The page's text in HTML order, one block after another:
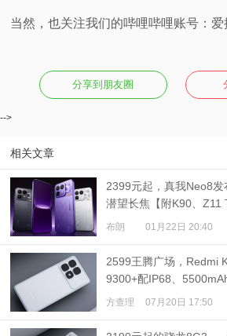
当然，也关注我们的哔哩哔哩账号：爱
分享到朋友圈
-->
相关文章
2399元起，真我Neo8
潜望长焦【附K90、Z11
WIN RT对比】
布朗 01月22日 20:40
2599王腾广场，Redmi
9300+配IP68、
方查理 07月20日 17:50